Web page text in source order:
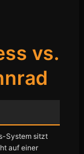
vs.
System sitzt
auf einer